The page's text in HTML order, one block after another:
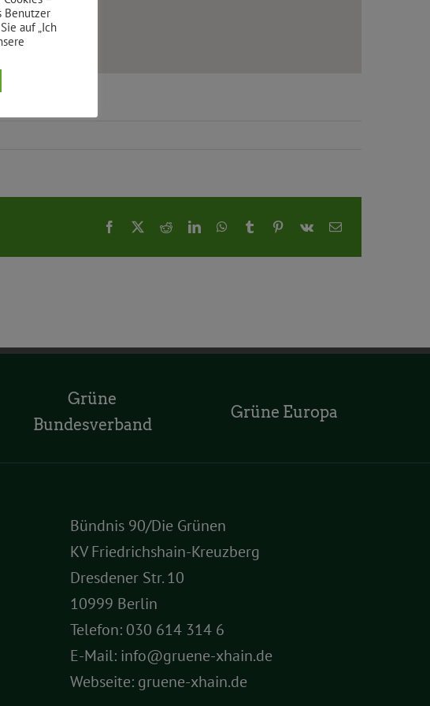
Facebook RedditLinkedInWhatsApp
Tumblr Pinterest
Vk
E-
Grüne
Bundesverband
Grüne Europa
Bündnis 90/Die Grünen
KV Friedrichshain-Kreuzberg
Dresdener Str. 10
10999 Berlin
Telefon: 030 614 314 6
E-Mail: info@gruene-xhain.de
Webseite: gruene-xhain.de
Benutzer
auf „Ich